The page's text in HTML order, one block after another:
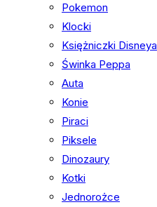
Pokemon
Klocki
Księżniczki Disneya
Świnka Peppa
Auta
Konie
Piraci
Piksele
Dinozaury
Kotki
Jednorożce